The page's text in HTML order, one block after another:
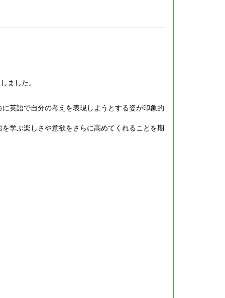
ました。
英語で自分の考えを表現しようとする姿が印象的
学ぶ楽しさや意欲をさらに高めてくれることを期